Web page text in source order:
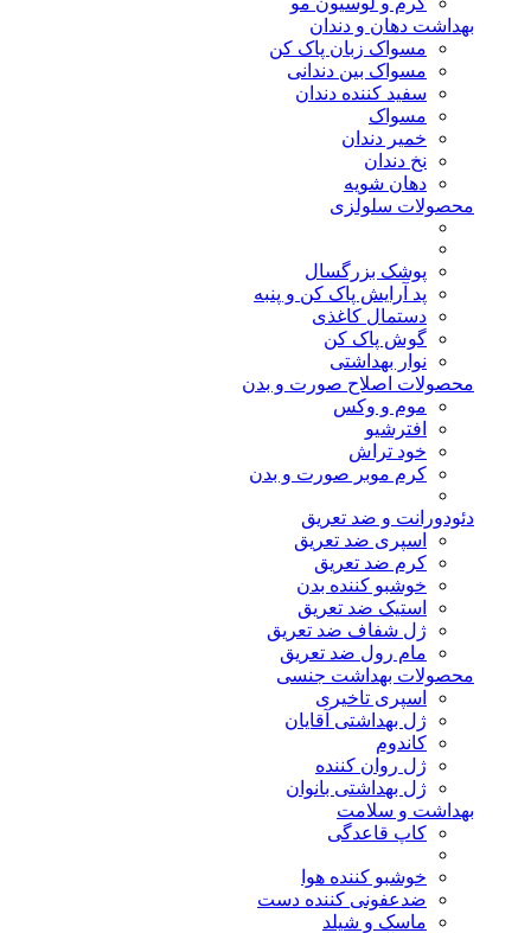
بهداشت دهان و دندان
مسواک زبان پاک کن
مسواک بین دندانی
سفید کننده دندان
مسواک
خمیر دندان
نخ دندان
دهان شویه
محصولات سلولزی
پوشک بزرگسال
پد آرایش پاک کن و پنبه
دستمال کاغذی
گوش پاک کن
نوار بهداشتی
محصولات اصلاح صورت و بدن
موم و وکس
افترشیو
خود تراش
کرم موبر صورت و بدن
دئودورانت و ضد تعریق
اسپری ضد تعریق
کرم ضد تعریق
خوشبو کننده بدن
استیک ضد تعریق
ژل شفاف ضد تعریق
مام رول ضد تعریق
محصولات بهداشت جنسی
اسپری تاخیری
ژل بهداشتی آقایان
کاندوم
ژل روان کننده
ژل بهداشتی بانوان
بهداشت و سلامت
کاپ قاعدگی
خوشبو کننده هوا
ضدعفونی کننده دست
ماسک و شیلد